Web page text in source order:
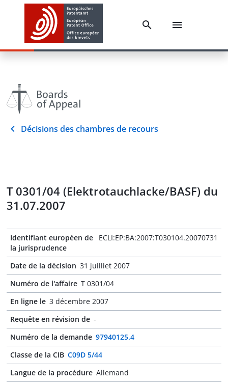
Décisions des chambres de recours
T 0301/04 (Elektrotauchlacke/BASF) du
31.07.2007
Identifiant européen de
la jurisprudence
ECLI:EP:BA:2007:T030104.20070731
Date de la décision 31 juilliet 2007
Numéro de l'affaire T 0301/04
En ligne le 3 décembre 2007
Requête en révision de -
Numéro de la demande 97940125.4
Classe de la CIB C09D 5/44
Langue de la procédure Allemand